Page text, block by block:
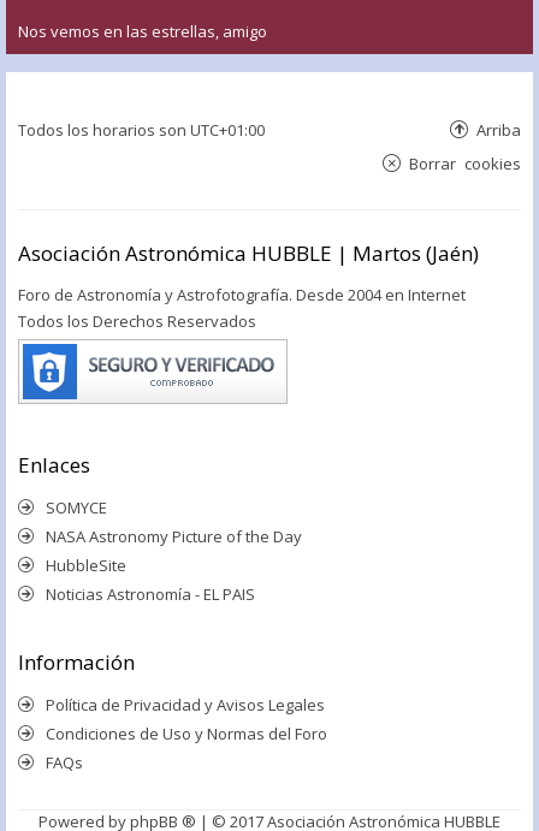
Nos vemos en las estrellas, amigo
Todos los horarios son UTC+01:00 Arriba
Borrar cookies
Asociación Astronómica HUBBLE | Martos (Jaén)
Foro de Astronomía y Astrofotografía. Desde 2004 en Internet
Todos los Derechos Reservados
Enlaces
SOMYCE
NASA Astronomy Picture of the Day
HubbleSite
Noticias Astronomía - EL PAIS
Información
Política de Privacidad y Avisos Legales
Condiciones de Uso y Normas del Foro
FAQs
Powered byphpBB ® | © 2017 Asociación Astronómica HUBBLE